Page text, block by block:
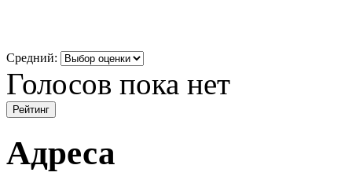
Средний:
Голосов пока нет
Адреса